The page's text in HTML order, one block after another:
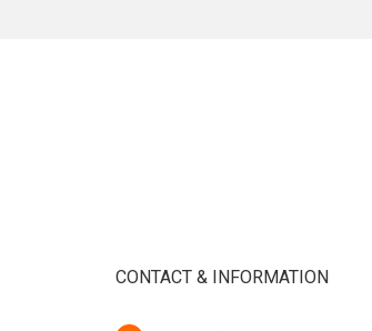
CONTACT & INFORMATION